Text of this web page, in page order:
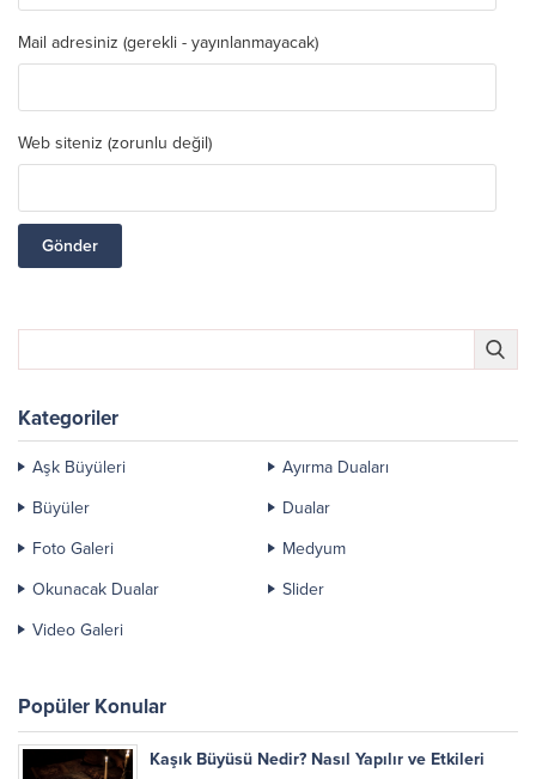
Mail adresiniz (gerekli - yayınlanmayacak)
Web siteniz (zorunlu değil)
Kategoriler
Aşk Büyüleri
Ayırma Duaları
Büyüler
Dualar
Foto Galeri
Medyum
Okunacak Dualar
Slider
Video Galeri
Popüler Konular
Kaşık Büyüsü Nedir? Nasıl Yapılır ve Etkileri